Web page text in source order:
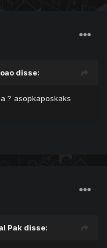
disse:
? asopkaposkaks
Pak disse: